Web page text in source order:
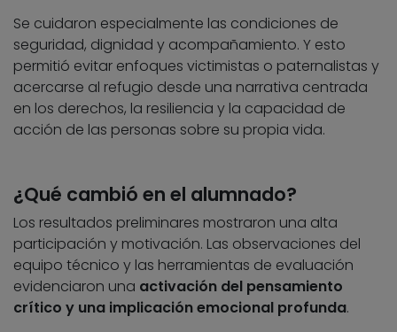
Se cuidaron especialmente las condiciones de
seguridad, dignidad y acompañamiento. Y esto
permitió evitar enfoques victimistas o paternalistas y
acercarse al refugio desde una narrativa centrada
en los derechos, la resiliencia y la capacidad de
acción de las personas sobre su propia vida.
¿Qué cambió en el alumnado?
Los resultados preliminares mostraron una alta
participación y motivación. Las observaciones del
equipo técnico y las herramientas de evaluación
evidenciaron una activación del pensamiento
crítico y una implicación emocional profunda.